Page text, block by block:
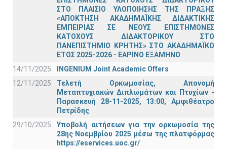
ΣΤΟ ΠΛΑΙΣΙΟ ΥΛΟΠΟΙΗΣΗΣ ΤΗΣ ΠΡΑΞΗΣ
«ΑΠΟΚΤΗΣΗ ΑΚΑΔΗΜΑΪΚΗΣ ΔΙΔΑΚΤΙΚΗΣ
ΕΜΠΕΙΡΙΑΣ ΣΕ ΝΕΟΥΣ ΕΠΙΣΤΗΜΟΝΕΣ
ΚΑΤΟΧΟΥΣ ΔΙΔΑΚΤΟΡΙΚΟΥ ΣΤΟ
ΠΑΝΕΠΙΣΤΗΜΙΟ ΚΡΗΤΗΣ» ΣΤΟ ΑΚΑΔΗΜΑΪΚΟ
ΕΤΟΣ 2025-2026 - ΕΑΡΙΝΟ ΕΞΑΜΗΝΟ
14/11/2025
INGENIUM Joint Academic Offers
12/11/2025
Τελετή Ορκωμοσίας, Απονομή
Μεταπτυχιακών Διπλωμάτων και Πτυχίων -
Παρασκευή 28-11-2025, 13:00, Αμφιθέατρο
Πετρίδης
29/10/2025
Υποβολή αιτήσεων για την ορκωμοσία της
28ης Νοεμβρίου 2025 μέσω της πλατφόρμας
https://eservices.uoc.gr/